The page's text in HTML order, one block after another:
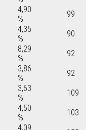
4,90
%
99
4,35
%
90
8,29
%
92
3,86
%
92
3,63
%
109
4,50
%
103
4,09